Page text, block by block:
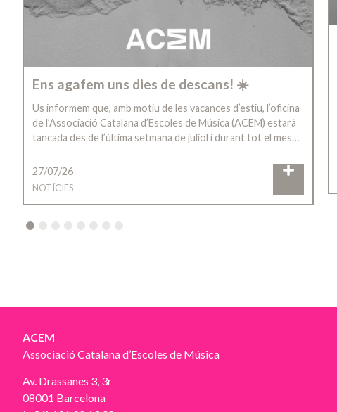
Ens agafem uns dies de descans! ☀️
Us informem que, amb motiu de les vacances d’estiu, l’oficina
de l’Associació Catalana d’Escoles de Música (ACEM) estarà
tancada des de l’última setmana de juliol i durant tot el mes…
27/07/26
NOTÍCIES
4 5 6 7 8
ACEM
Associació Catalana d’Escoles de Música
Av. Drassanes 3, 3r
08001 Barcelona